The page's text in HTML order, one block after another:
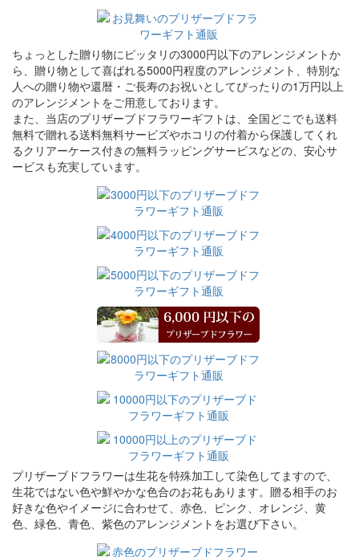
ちょっとした贈り物にピッタリの3000円以下のアレンジメントか
ら、贈り物として喜ばれる5000円程度のアレンジメント、特別な
人への贈り物や還暦・ご長寿のお祝いとしてぴったりの1万円以上
のアレンジメントをご用意しております。
また、当店のプリザーブドフラワーギフトは、全国どこでも送料
無料で贈れる送料無料サービズやホコリの付着から保護してくれ
るクリアーケース付きの無料ラッピングサービスなどの、安心サ
ービスも充実しています。
プリザーブドフラワーは生花を特殊加工して染色してますので、
生花ではない色や鮮やかな色合のお花もあります。贈る相手のお
好きな色やイメージに合わせて、赤色、ピンク、オレンジ、黄
色、緑色、青色、紫色のアレンジメントをお選び下さい。